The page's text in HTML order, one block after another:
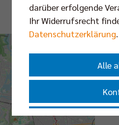
VS.
darüber erfolgende
Ihr Widerrufsrecht
Datenschutzerklärung
Alle
Nur